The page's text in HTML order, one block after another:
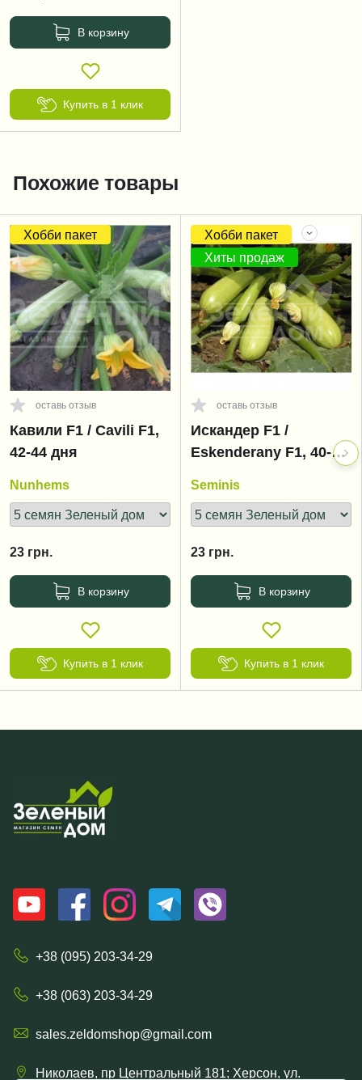
В корзину
Купить в 1 клик
Похожие товары
Хобби пакет
оставь отзыв
Кавили F1 / Cavili F1,
42-44 дня
Nunhems
23 грн.
В корзину
Купить в 1 клик
Хобби пакет
Хиты продаж
оставь отзыв
Искандер F1 /
Eskenderany F1, 40-45
Seminis
23 грн.
В корзину
Купить в 1 клик
+38 (095) 203-34-29
+38 (063) 203-34-29
sales.zeldomshop@gmail.com
Николаев, пр Центральный 181; Херсон, ул.